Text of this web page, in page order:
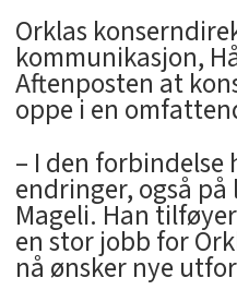
Orklas
kommunikasjon,
Aftenposten at
oppe i en
– I den
endringer, også på
Mageli. Han
en stor jobb for
nå ønsker nye